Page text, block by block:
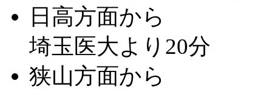
日高方面から
埼玉医大より20分
狭山方面から